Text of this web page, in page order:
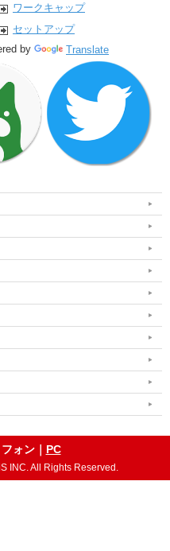
ワークキャップ
セットアップ
by
Translate
ォン｜ PC
INC. All Rights Reserved.